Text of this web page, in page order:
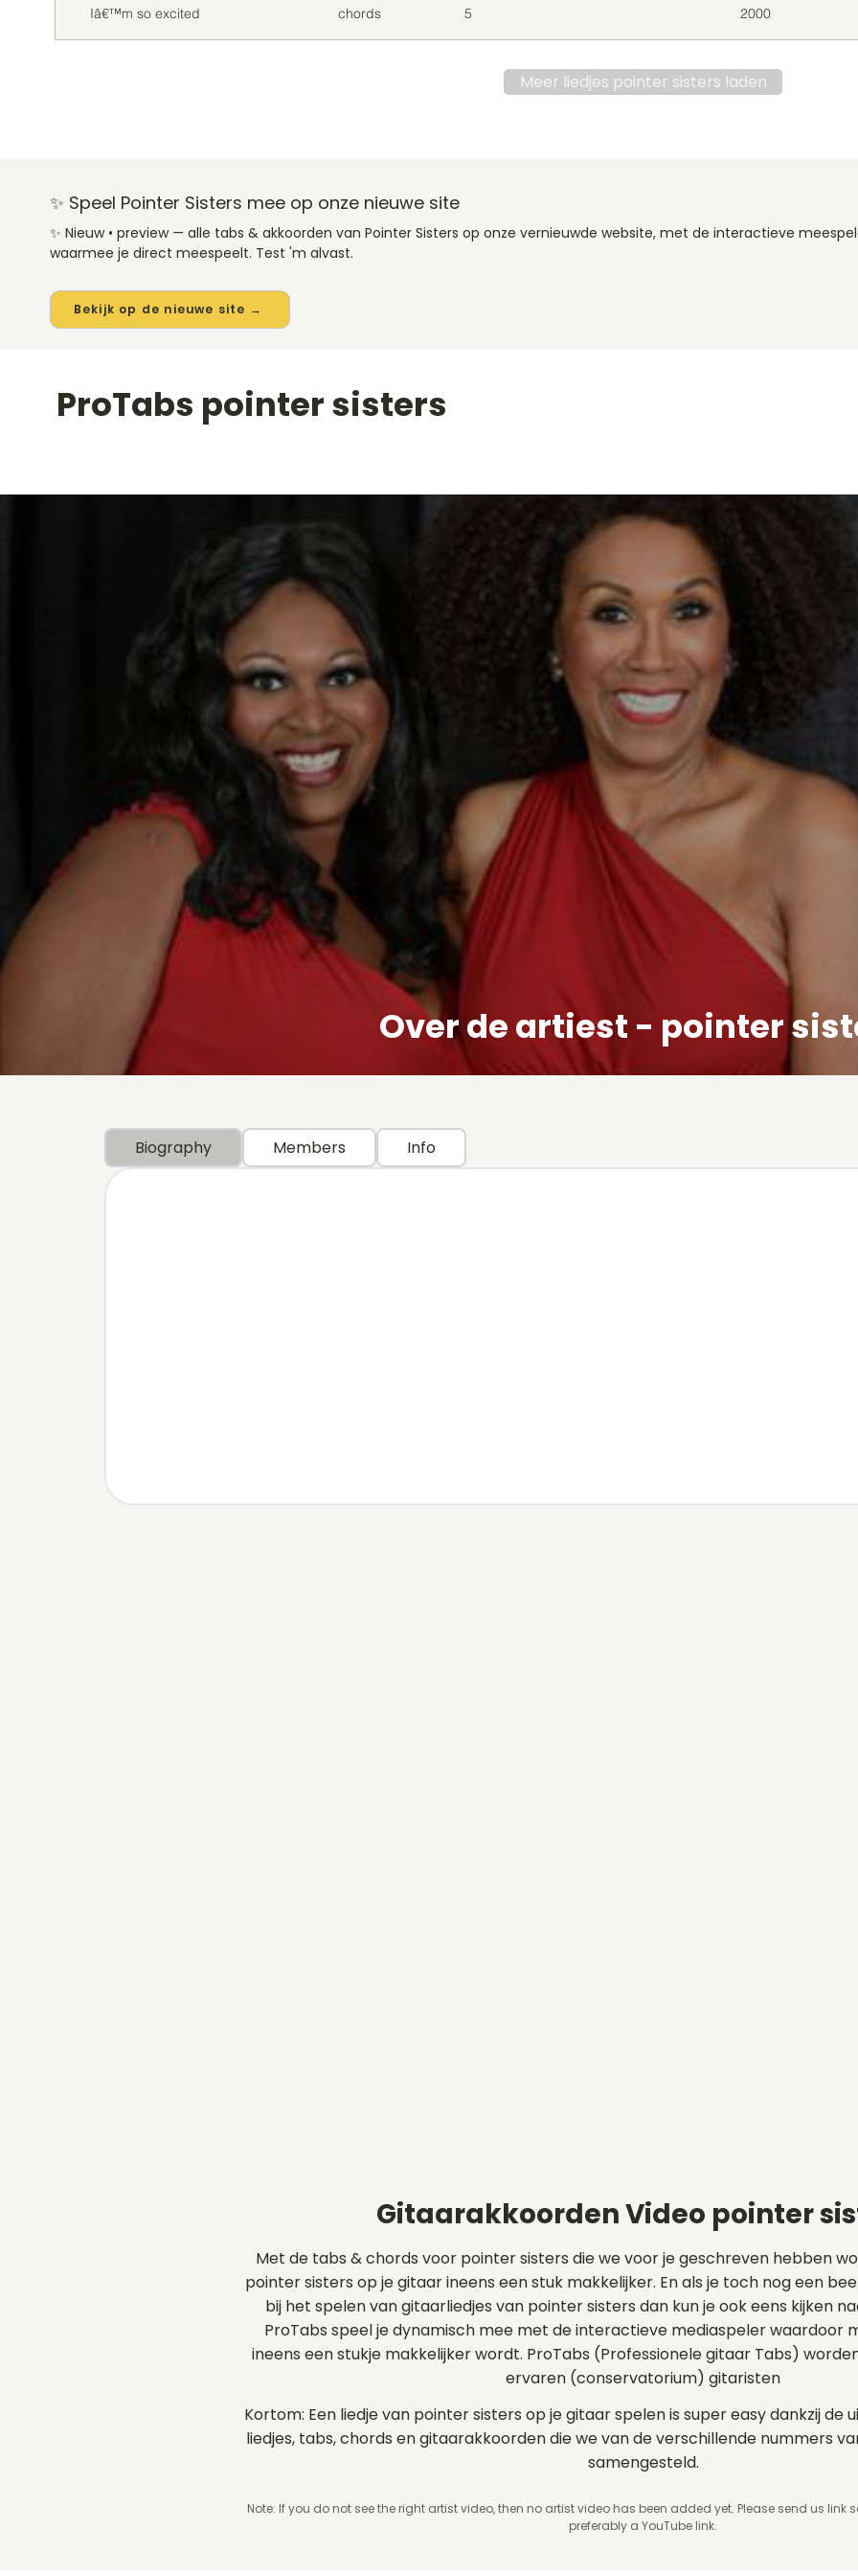
Iâ€™m so excited chords 5 2000
Meer liedjes pointer sisters laden
✨ Speel Pointer Sisters mee op onze nieuwe site
✨ Nieuw • preview — alle tabs & akkoorden van Pointer Sisters op onze vernieuwde website, met de interactieve
waarmee je direct meespeelt. Test 'm alvast.
Bekijk op de nieuwe site →
ProTabs pointer sisters
Over de artiest - pointer
Biography Members Info
Gitaarakkoorden Video pointer
Met de tabs & chords voor pointer sisters die we voor je geschreven hebben
pointer sisters op je gitaar ineens een stuk makkelijker. En als je toch nog een
bij het spelen van gitaarliedjes van pointer sisters dan kun je ook eens kijken
ProTabs speel je dynamisch mee met de interactieve mediaspeler waardoor
ineens een stukje makkelijker wordt. ProTabs (Professionele gitaar Tabs)
ervaren (conservatorium) gitaristen
Kortom: Een liedje van pointer sisters op je gitaar spelen is super easy dankzij de
liedjes, tabs, chords en gitaarakkoorden die we van de verschillende nummers
samengesteld.
Note: If you do not see the right artist video, then no artist video has been added yet. Please send us link
preferably a YouTube link.